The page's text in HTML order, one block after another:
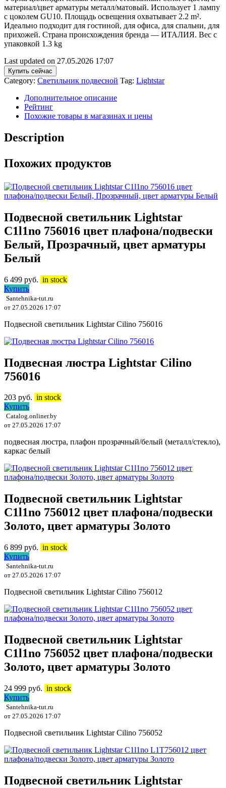
материал/цвет арматуры металл/матовый. Использует 1 лампу
с цоколем GU10. Площадь освещения охватывает 2.2 m².
Идеально подходит для гостиной, для офиса, для спальни, для
прихожей. Страна происхождения бренда — ИТАЛИЯ. Вес с
упаковкой 1.3 kg
Last updated on 27.05.2026 17:07
Купить сейчас
Category: Светильник подвесной Tag: Lightstar
Дополнительное описание
Рейтинг
Похожие товары в магазинах и цены
Description
Похожих продуктов
Подвесной светильник Lightstar
C1l1no 756016 цвет плафона/подвески
Белый, Прозрачный, цвет арматуры
Белый
6 499 руб. in stock
Купить
Santehnika-tut.ru
от 27.05.2026 17:07
Подвесной светильник Lightstar Cilino 756016
Подвесная люстра Lightstar Cilino
756016
203 руб. in stock
Купить
Catalog.onliner.by
от 27.05.2026 17:07
подвесная люстра, плафон прозрачный/белый (металл/стекло),
каркас белый
Подвесной светильник Lightstar
C1l1no 756012 цвет плафона/подвески
Золото, цвет арматуры Золото
6 899 руб. in stock
Купить
Santehnika-tut.ru
от 27.05.2026 17:07
Подвесной светильник Lightstar Cilino 756012
Подвесной светильник Lightstar
C1l1no 756052 цвет плафона/подвески
Золото, цвет арматуры Золото
24 999 руб. in stock
Купить
Santehnika-tut.ru
от 27.05.2026 17:07
Подвесной светильник Lightstar Cilino 756052
Подвесной светильник Lightstar